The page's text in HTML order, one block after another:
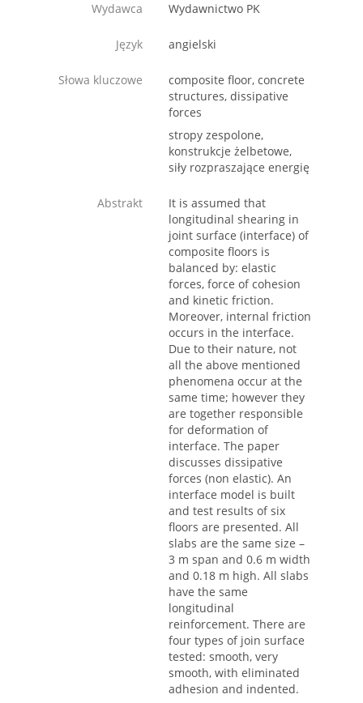
Wydawca Wydawnictwo PK
Język angielski
Słowa kluczowe
composite floor, concrete
structures, dissipative
forces
stropy zespolone,
konstrukcje żelbetowe,
siły rozpraszające energię
Abstrakt
It is assumed that
longitudinal shearing in
joint surface (interface) of
composite floors is
balanced by: elastic
forces, force of cohesion
and kinetic friction.
Moreover, internal friction
occurs in the interface.
Due to their nature, not
all the above mentioned
phenomena occur at the
same time; however they
are together responsible
for deformation of
interface. The paper
discusses dissipative
forces (non elastic). An
interface model is built
and test results of six
floors are presented. All
slabs are the same size –
3 m span and 0.6 m width
and 0.18 m high. All slabs
have the same
longitudinal
reinforcement. There are
four types of join surface
tested: smooth, very
smooth, with eliminated
adhesion and indented.